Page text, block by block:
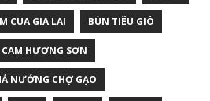
CUA GIA LAI BÚN TIÊU GIÒ
CAM HƯƠNG SƠN
NƯỚNG CHỢ GẠO